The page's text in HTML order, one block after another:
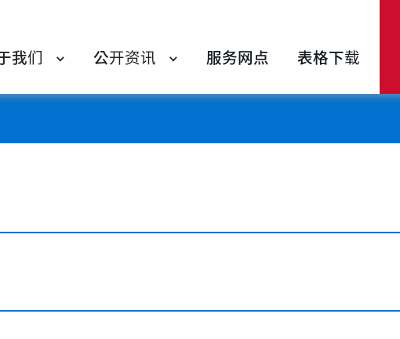
我们 公开资讯 服务网点 表格下载